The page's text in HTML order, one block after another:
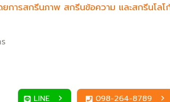
ยการสกรีนภาพ สกรีนข้อความ และสกรีนโล
LINE
098-264-8789